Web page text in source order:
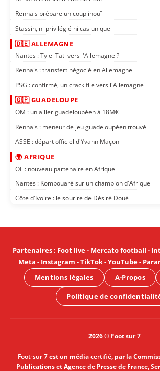
Rennais prépare un coup inouï
Stassin, ni privilégié ni cas unique
🇩🇪 ALLEMAGNE
Nantes : Tylel Tati vers l'Allemagne ?
Rennais : transfert négocié en Allemagne
PSG : confirmé, un crack file vers l'Allemagne
🇬🇵 GUADELOUPE
OM : un ailier guadeloupéen à 18M€
Rennais : meneur de jeu guadeloupéen trouvé
ASSE : départ officiel d'Yvann Maçon
🌍 AFRIQUE
OL : nouveau partenaire en Afrique
Nantes : Kombouaré sur un champion d'Afrique
Côte d'Ivoire : le sourire de Désiré Doué
Partenaires: Foot live- Mercato football -
Meta - Instagram -TikTok-YouTube-
Mentions légales
A-Propos
Politique de
2026 © Foot sur 7
Foot-sur 7est un médiacertifié, par la
Publications et Agence de Presse de France,